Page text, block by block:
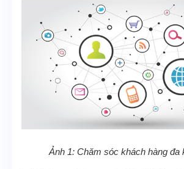
Ảnh 1: Chăm sóc khách hàng đa